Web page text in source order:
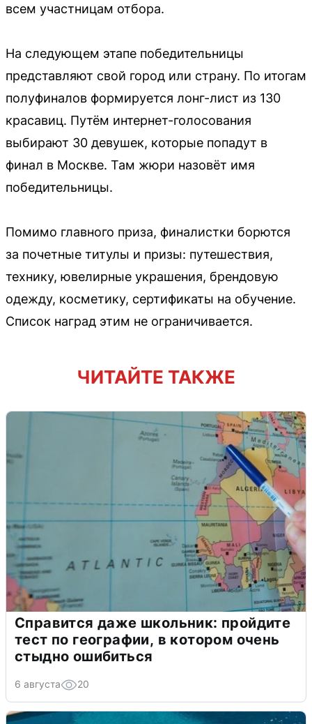
всем участницам отбора.
На следующем этапе победительницы
представляют свой город или страну. По итогам
полуфиналов формируется лонг-лист из 130
красавиц. Путём интернет-голосования
выбирают 30 девушек, которые попадут в
финал в Москве. Там жюри назовёт имя
победительницы.
Помимо главного приза, финалистки борются
за почетные титулы и призы: путешествия,
технику, ювелирные украшения, брендовую
одежду, косметику, сертификаты на обучение.
Список наград этим не ограничивается.
ЧИТАЙТЕ ТАКЖЕ
Справится даже школьник: пройдите
тест по географии, в котором очень
стыдно ошибиться
6 августа 20